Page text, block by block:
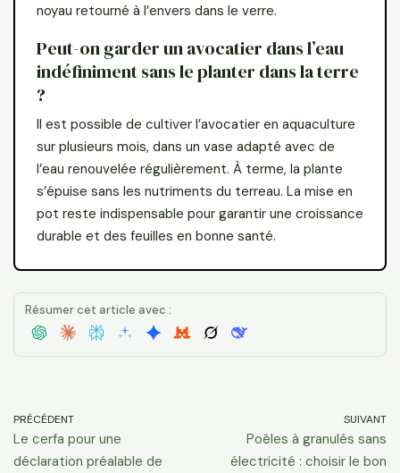
noyau retourné à l’envers dans le verre.
Peut-on garder un avocatier dans l’eau
indéfiniment sans le planter dans la terre
?
Il est possible de cultiver l’avocatier en aquaculture
sur plusieurs mois, dans un vase adapté avec de
l’eau renouvelée régulièrement. À terme, la plante
s’épuise sans les nutriments du terreau. La mise en
pot reste indispensable pour garantir une croissance
durable et des feuilles en bonne santé.
Résumer cet article avec :
PRÉCÉDENT
Le cerfa pour une
déclaration préalable de
SUIVANT
Poêles à granulés sans
électricité : choisir le bon